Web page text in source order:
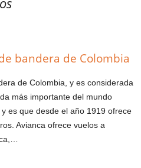
bandera de Colombia
de Colombia, y es considerada
más importante del mundo
es que desde el año 1919 ofrece
Avianca ofrece vuelos a